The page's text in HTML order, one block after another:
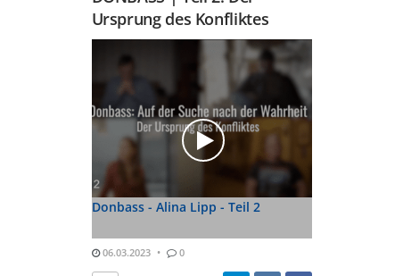
Ursprung des Konfliktes
Donbass - Alina Lipp - Teil 2
06.03.2023 0